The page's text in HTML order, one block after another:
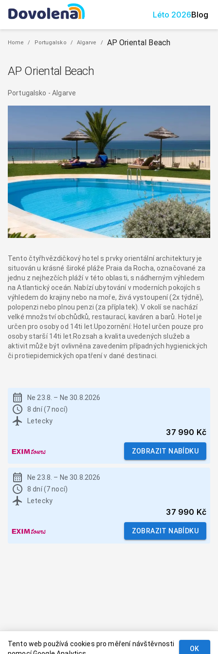
Léto 2026Blog
Home / Portugalsko / Algarve / AP Oriental Beach
AP Oriental Beach
Portugalsko -Algarve
Tento čtyřhvězdičkový hotel s prvky orientální architektury je
situován u krásné široké pláže Praia da Rocha, označované za
jednu z nejhezčích pláží v této oblasti, s nádherným výhledem
na Atlantický oceán. Nabízí ubytování v moderních pokojích s
výhledem do krajiny nebo na moře, živá vystoupení (2x týdně),
polopenzi nebo plnou penzi (za příplatek). V okolí se nachází
velké množství obchůdků, restaurací, kaváren a barů. Hotel je
určen pro osoby od 14ti let.Upozornění: Hotel určen pouze pro
osoby starší 14ti let.Rozsah a kvalita uvedených služeb a
aktivit může být ovlivněna zavedením případných hygienických
či protiepidemických opatření v dané destinaci.
Ne 23.8. – Ne 30.8.2026
8 dní (7 nocí)
Letecky
37 990 Kč
ZOBRAZIT NABÍDKU
Ne 23.8. – Ne 30.8.2026
8 dní (7 nocí)
Letecky
37 990 Kč
ZOBRAZIT NABÍDKU
Tento web používá cookies pro měření návštěvnosti
OK